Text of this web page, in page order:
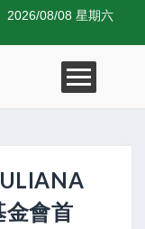
2026/08/08 星期六
金會首